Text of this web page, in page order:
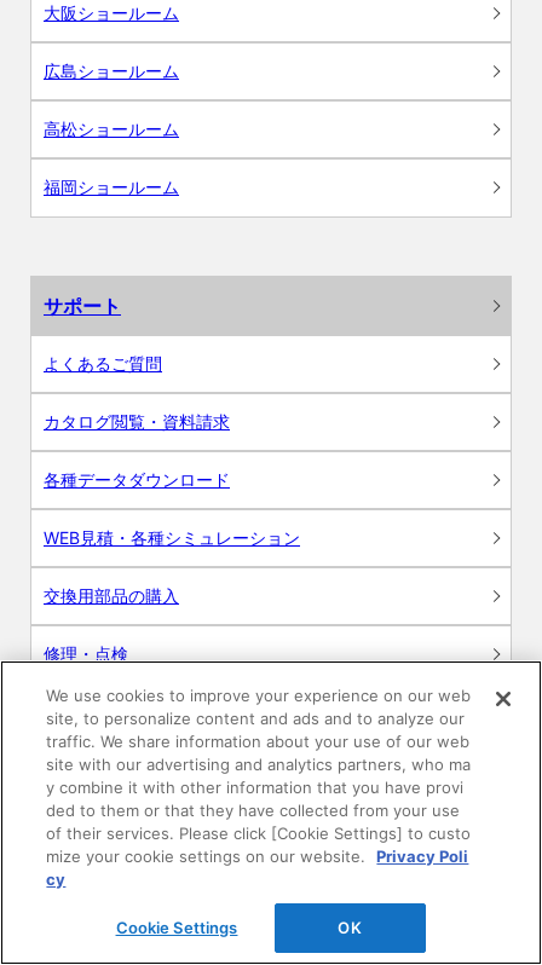
大阪ショールーム
広島ショールーム
高松ショールーム
福岡ショールーム
サポート
よくあるご質問
カタログ閲覧・資料請求
各種データダウンロード
WEB見積・各種シミュレーション
交換用部品の購入
修理・点検
お問い合わせ
ログイン
建築・設計関係者様向けサイト
ユーザー登録サービス
WEB見積システム
We use cookies to improve your experience on our web
site, to personalize content and ads and to analyze our
traffic. We share information about your use of our web
site with our advertising and analytics partners, who ma
y combine it with other information that you have provi
ded to them or that they have collected from your use
of their services. Please click [Cookie Settings] to custo
mize your cookie settings on our website.
Privacy Poli
cy
Cookie Settings OK